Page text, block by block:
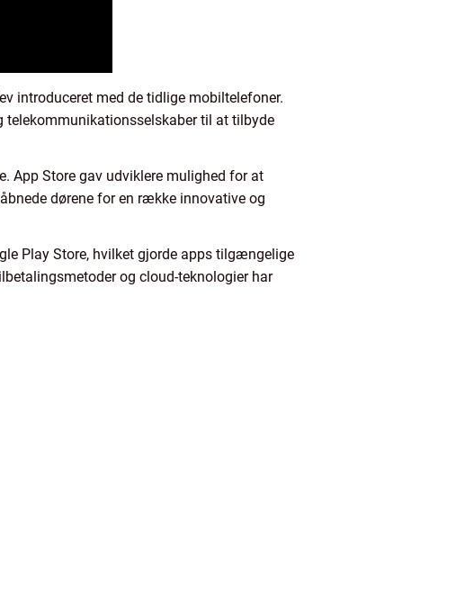
introduceret med de tidlige mobiltelefoner.
til at tilbyde
App Store gav udviklere mulighed for at
dørene for en række innovative og
Play Store, hvilket gjorde apps tilgængelige
og cloud-teknologier har